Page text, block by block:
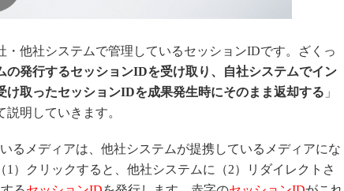
・他社システムで管理しているセッションIDです。ざくっ
の発行するセッションIDを受け取り、自社システムでイン
け取ったセッションIDを成果発生時にそのまま返却する 」
明していきます。
るメディアは、他社システムが提携しているメディアにな
1）クリックすると、他社システムに（2）リダイレクトさ